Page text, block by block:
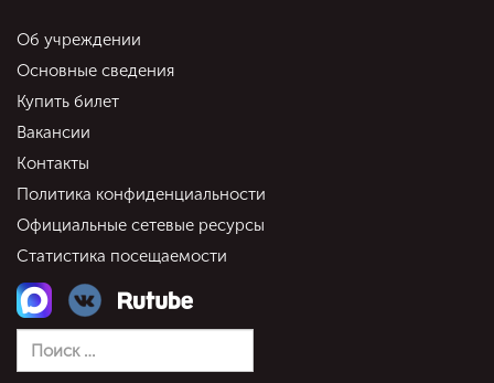
Об учреждении
Основные сведения
Купить билет
Вакансии
Контакты
Политика конфиденциальности
Официальные сетевые ресурсы
Статистика посещаемости